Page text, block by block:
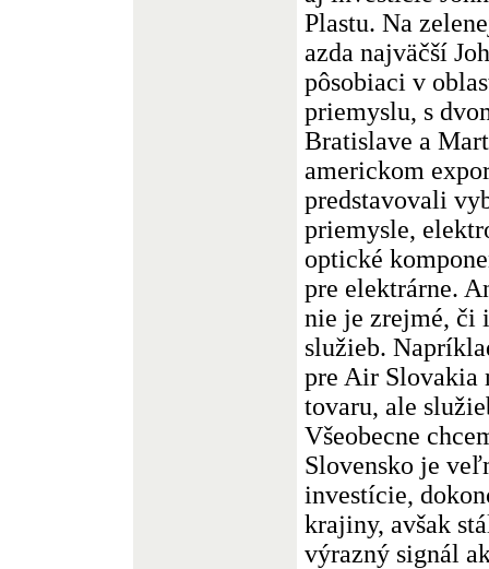
Plastu. Na
azda najväčší
pôsobiaci v
priemyslu, s
Bratislave a
americkom
predstavovali
priemysle,
optické
pre elektrárne.
nie je zrejmé, či
služieb.
pre Air Slovakia
tovaru, ale
Všeobecne
Slovensko je
investície,
krajiny, avšak
výrazný signál